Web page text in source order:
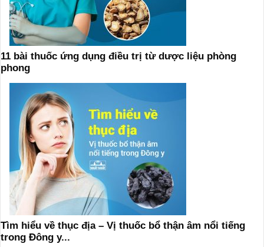
11 bài thuốc ứng dụng điều trị từ dược liệu phòng
phong
Tìm hiểu về thục địa – Vị thuốc bổ thận âm nổi tiếng
trong Đông y...